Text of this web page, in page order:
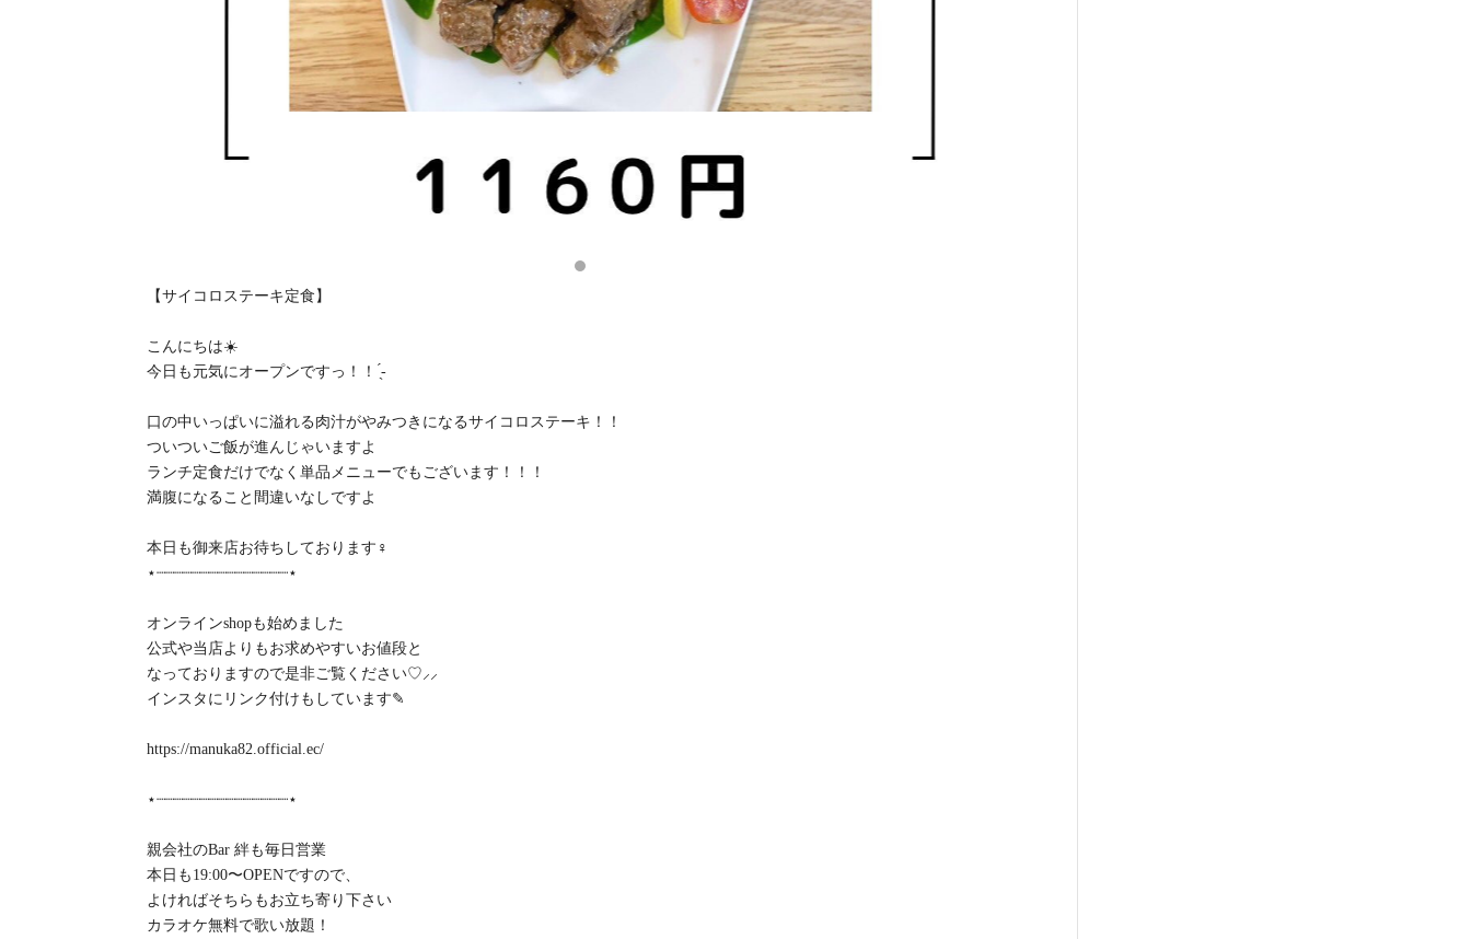
【サイコロステーキ定食】
こんにちは☀️
今日も元気にオープンですっ！！ ̖́-‬
口の中いっぱいに溢れる肉汁がやみつきになるサイコロステーキ！！
ついついご飯が進んじゃいますよ
ランチ定食だけでなく単品メニューでもございます！！！
満腹になること間違いなしですよ
本日も御来店お待ちしております‍♀️
⋆┈┈┈┈┈┈┈┈┈┈┈┈┈┈┈⋆
オンラインshopも始めました
公式や当店よりもお求めやすいお値段と
なっておりますので是非ご覧ください♡⸝⸝‪
インスタにリンク付けもしています✎
https://manuka82.official.ec/
⋆┈┈┈┈┈┈┈┈┈┈┈┈┈┈┈⋆
親会社のBar 絆も毎日営業
本日も19:00〜OPENですので、⁡
よければそちらもお立ち寄り下さい⁡
カラオケ無料で歌い放題！